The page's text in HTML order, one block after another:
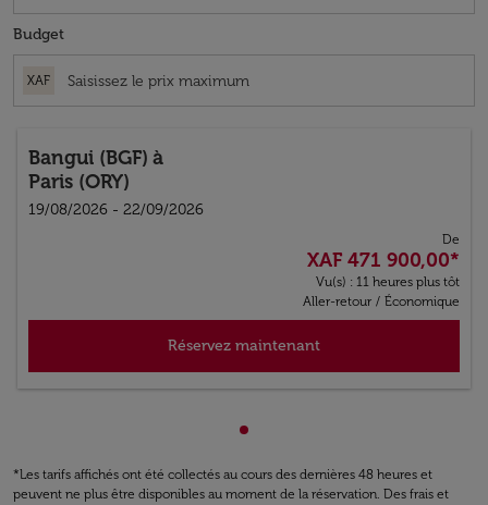
Budget
XAF
Bangui (BGF) à
Paris (ORY)
19/08/2026 - 22/09/2026
De
XAF 471 900,00*
Vu(s) : 11 heures plus tôt
Aller-retour / Économique
Réservez maintenant
Affichage de cmp-
*Les tarifs affichés ont été collectés au cours des dernières 48 heures et
peuvent ne plus être disponibles au moment de la réservation. Des frais et